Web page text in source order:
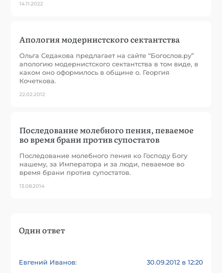
14.11.2022
Апология модернистского сектантства
Ольга Седакова предлагает на сайте “Богослов.ру”
апологию модернистского сектантства в том виде, в
каком оно оформилось в общине о. Георгия
Кочеткова.
22.02.2012
Последование молебного пения, певаемое
во время брани против супостатов
Последование молебного пения ко Господу Богу
нашему, за Императора и за люди, певаемое во
время брани против супостатов.
13.08.2014
Один ответ
Евгений Иванов: 30.09.2012 в 12:20